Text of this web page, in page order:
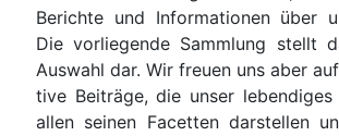
Berich­te und Infor­ma­tio­nen über
Die vor­lie­gen­de Samm­lung stellt
Aus­wahl dar. Wir freu­en uns aber
ti­ve Bei­trä­ge, die unser leben­di­ges
allen sei­nen Facet­ten dar­stel­len